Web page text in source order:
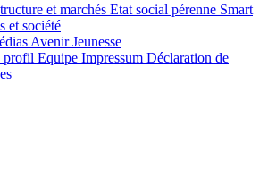
et marchés Etat social pérenne Smart
et société
Avenir Jeunesse
profil Equipe Impressum Déclaration de